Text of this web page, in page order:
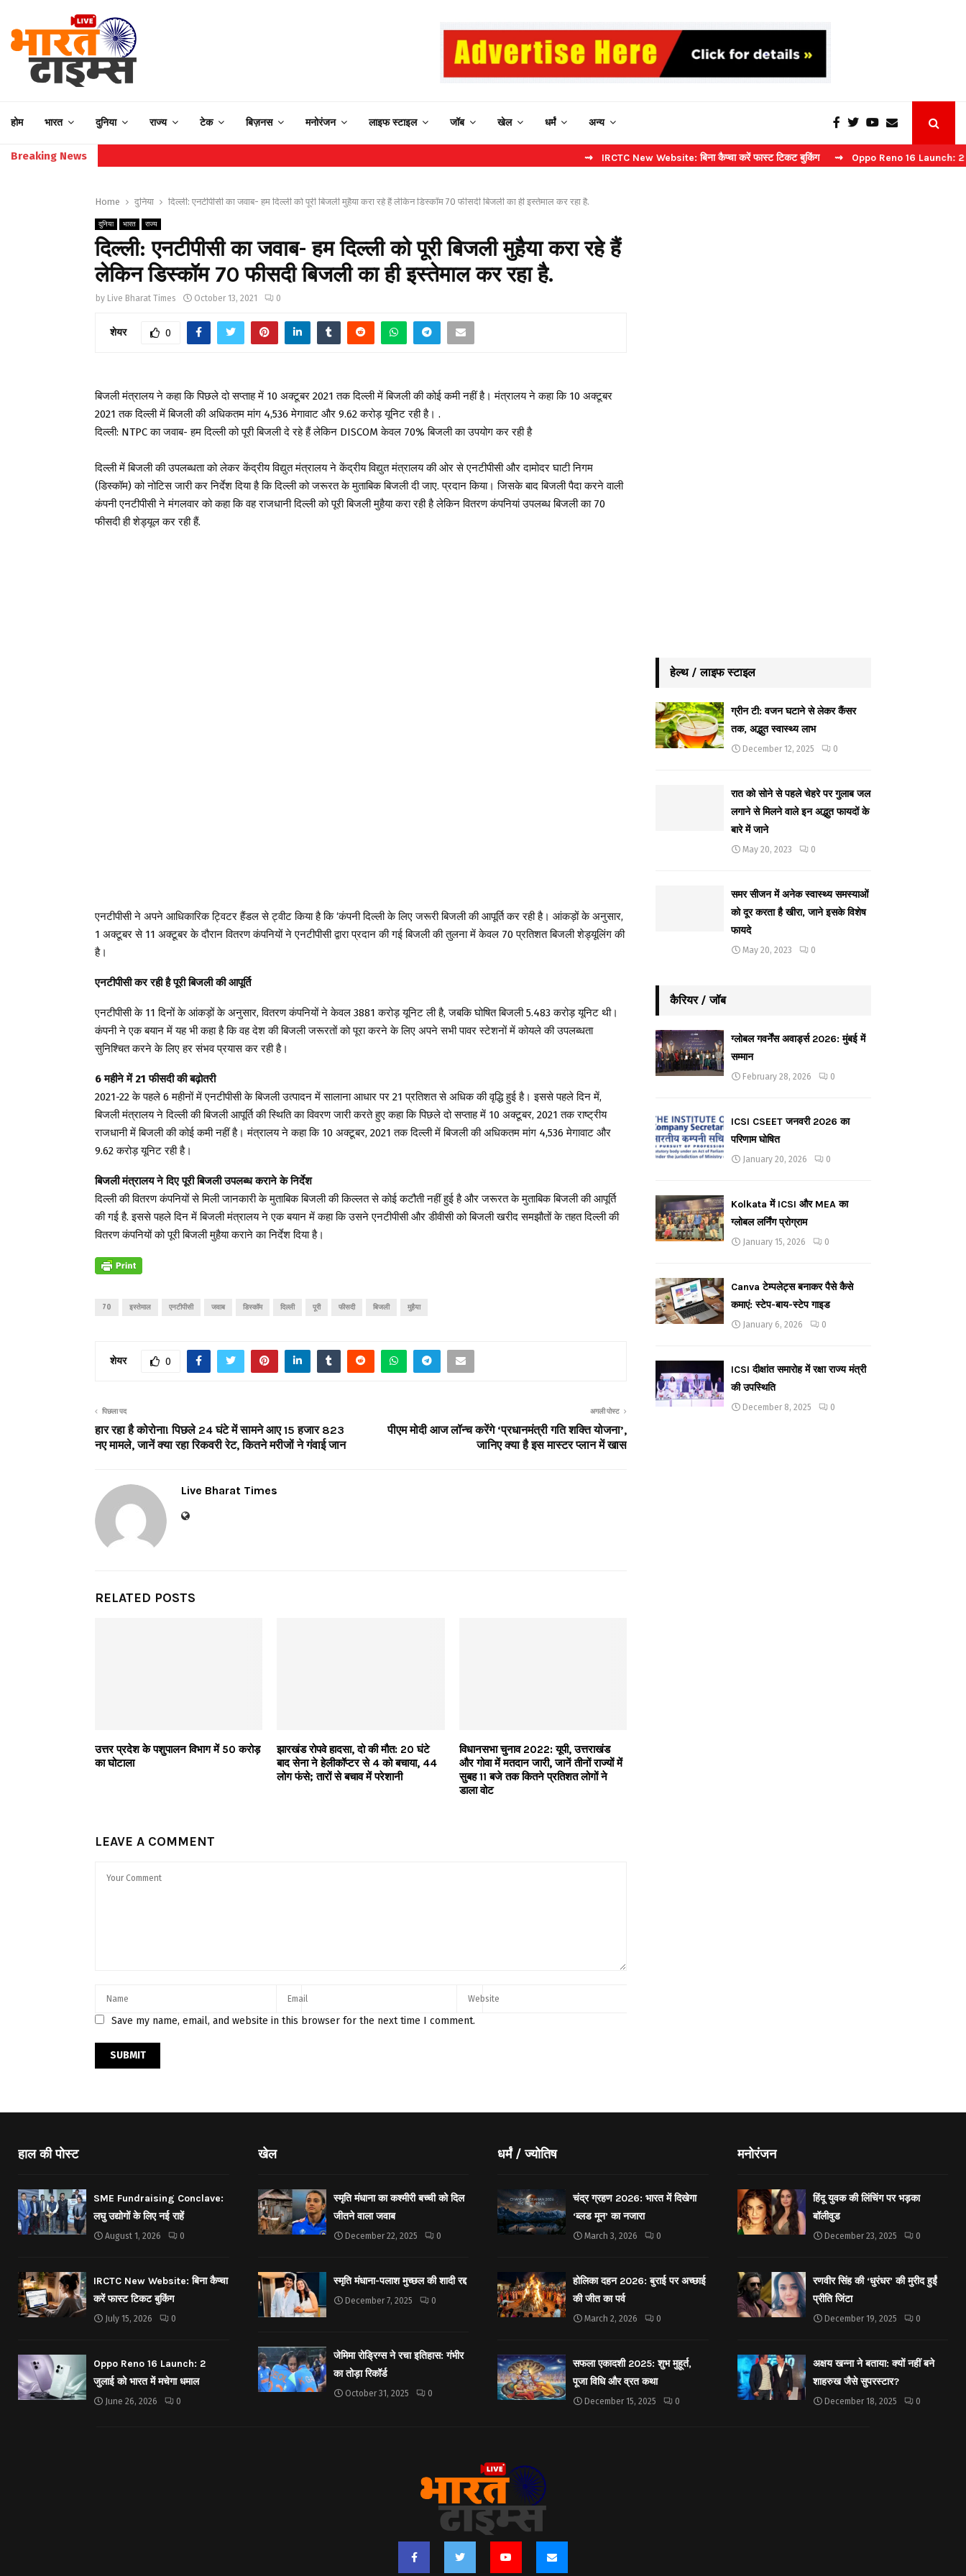
होम भारत दुनिया राज्य टेक बिज़नस मनोरंजन लाइफ स्टाइल जॉब खेल धर्मं अन्य
Breaking News ⇝ IRCTC New Website: बिना कैप्चा करें फास्ट टिकट बुकिंग ⇝ Oppo Reno 16 Launch: 2 जुलाई को
Home दुनिया दिल्ली: एनटीपीसी का जवाब- हम दिल्ली को पूरी बिजली मुहैया करा रहे हैं लेकिन डिस्कॉम 70 फीसदी बिजली का ही इस्तेमाल कर रहा है.
दुनिया भारत राज्य
दिल्ली: एनटीपीसी का जवाब- हम दिल्ली को पूरी बिजली मुहैया करा रहे हैं
लेकिन डिस्कॉम 70 फीसदी बिजली का ही इस्तेमाल कर रहा है.
by Live Bharat Times October 13, 2021 0
शेयर 0
बिजली मंत्रालय ने कहा कि पिछले दो सप्ताह में 10 अक्टूबर 2021 तक दिल्ली में बिजली की कोई कमी नहीं है। मंत्रालय ने कहा कि 10 अक्टूबर
2021 तक दिल्ली में बिजली की अधिकतम मांग 4,536 मेगावाट और 9.62 करोड़ यूनिट रही है। .
दिल्ली: NTPC का जवाब- हम दिल्ली को पूरी बिजली दे रहे हैं लेकिन DISCOM केवल 70% बिजली का उपयोग कर रही है
दिल्ली में बिजली की उपलब्धता को लेकर केंद्रीय विद्युत मंत्रालय ने केंद्रीय विद्युत मंत्रालय की ओर से एनटीपीसी और दामोदर घाटी निगम
(डिस्कॉम) को नोटिस जारी कर निर्देश दिया है कि दिल्ली को जरूरत के मुताबिक बिजली दी जाए. प्रदान किया। जिसके बाद बिजली पैदा करने वाली
कंपनी एनटीपीसी ने मंगलवार को कहा कि वह राजधानी दिल्ली को पूरी बिजली मुहैया करा रही है लेकिन वितरण कंपनियां उपलब्ध बिजली का 70
फीसदी ही शेड्यूल कर रही हैं.
एनटीपीसी ने अपने आधिकारिक ट्विटर हैंडल से ट्वीट किया है कि ‘कंपनी दिल्ली के लिए जरूरी बिजली की आपूर्ति कर रही है। आंकड़ों के अनुसार,
1 अक्टूबर से 11 अक्टूबर के दौरान वितरण कंपनियों ने एनटीपीसी द्वारा प्रदान की गई बिजली की तुलना में केवल 70 प्रतिशत बिजली शेड्यूलिंग की
है।
एनटीपीसी कर रही है पूरी बिजली की आपूर्ति
एनटीपीसी के 11 दिनों के आंकड़ों के अनुसार, वितरण कंपनियों ने केवल 3881 करोड़ यूनिट ली है, जबकि घोषित बिजली 5.483 करोड़ यूनिट थी।
कंपनी ने एक बयान में यह भी कहा है कि वह देश की बिजली जरूरतों को पूरा करने के लिए अपने सभी पावर स्टेशनों में कोयले की उपलब्धता
सुनिश्चित करने के लिए हर संभव प्रयास कर रही है।
6 महीने में 21 फीसदी की बढ़ोतरी
2021-22 के पहले 6 महीनों में एनटीपीसी के बिजली उत्पादन में सालाना आधार पर 21 प्रतिशत से अधिक की वृद्धि हुई है। इससे पहले दिन में,
बिजली मंत्रालय ने दिल्ली की बिजली आपूर्ति की स्थिति का विवरण जारी करते हुए कहा कि पिछले दो सप्ताह में 10 अक्टूबर, 2021 तक राष्ट्रीय
राजधानी में बिजली की कोई कमी नहीं है। मंत्रालय ने कहा कि 10 अक्टूबर, 2021 तक दिल्ली में बिजली की अधिकतम मांग 4,536 मेगावाट और
9.62 करोड़ यूनिट रही है।
बिजली मंत्रालय ने दिए पूरी बिजली उपलब्ध कराने के निर्देश
दिल्ली की वितरण कंपनियों से मिली जानकारी के मुताबिक बिजली की किल्लत से कोई कटौती नहीं हुई है और जरूरत के मुताबिक बिजली की आपूर्ति
की गई है. इससे पहले दिन में बिजली मंत्रालय ने एक बयान में कहा कि उसने एनटीपीसी और डीवीसी को बिजली खरीद समझौतों के तहत दिल्ली की
वितरण कंपनियों को पूरी बिजली मुहैया कराने का निर्देश दिया है।
70 इस्तेमाल एनटीपीसी जवाब डिस्कॉम दिल्ली पूरी फीसदी बिजली मुहैया
शेयर 0
पिछला पद
हार रहा है कोरोना! पिछले 24 घंटे में सामने आए 15 हजार 823
नए मामले, जानें क्या रहा रिकवरी रेट, कितने मरीजों ने गंवाई जान
अगली पोस्ट
पीएम मोदी आज लॉन्च करेंगे ‘प्रधानमंत्री गति शक्ति योजना’,
जानिए क्या है इस मास्टर प्लान में खास
Live Bharat Times
RELATED POSTS
उत्तर प्रदेश के पशुपालन विभाग में 50 करोड़
का घोटाला
झारखंड रोपवे हादसा, दो की मौत: 20 घंटे
बाद सेना ने हेलीकॉप्टर से 4 को बचाया, 44
लोग फंसे; तारों से बचाव में परेशानी
विधानसभा चुनाव 2022: यूपी, उत्तराखंड
और गोवा में मतदान जारी, जानें तीनों राज्यों में
सुबह 11 बजे तक कितने प्रतिशत लोगों ने
डाला वोट
LEAVE A COMMENT
Save my name, email, and website in this browser for the next time I comment.
हेल्थ / लाइफ स्टाइल
ग्रीन टी: वजन घटाने से लेकर कैंसर
तक, अद्भुत स्वास्थ्य लाभ
December 12, 2025 0
रात को सोने से पहले चेहरे पर गुलाब जल
लगाने से मिलने वाले इन अद्भुत फायदों के
बारे में जाने
May 20, 2023 0
समर सीजन में अनेक स्वास्थ्य समस्याओं
को दूर करता है खीरा, जाने इसके विशेष
फायदे
May 20, 2023 0
कैरियर / जॉब
ग्लोबल गवर्नेंस अवार्ड्स 2026: मुंबई में
सम्मान
February 28, 2026 0
ICSI CSEET जनवरी 2026 का
परिणाम घोषित
January 20, 2026 0
Kolkata में ICSI और MEA का
ग्लोबल लर्निंग प्रोग्राम
January 15, 2026 0
Canva टेम्पलेट्स बनाकर पैसे कैसे
कमाएं: स्टेप-बाय-स्टेप गाइड
January 6, 2026 0
ICSI दीक्षांत समारोह में रक्षा राज्य मंत्री
की उपस्थिति
December 8, 2025 0
हाल की पोस्ट
SME Fundraising Conclave:
लघु उद्योगों के लिए नई राहें
August 1, 2026 0
IRCTC New Website: बिना कैप्चा
करें फास्ट टिकट बुकिंग
July 15, 2026 0
Oppo Reno 16 Launch: 2
जुलाई को भारत में मचेगा धमाल
June 26, 2026 0
खेल
स्मृति मंधाना का कश्मीरी बच्ची को दिल
जीतने वाला जवाब
December 22, 2025 0
स्मृति मंधाना-पलाश मुच्छल की शादी रद्द
December 7, 2025 0
जेमिमा रोड्रिग्स ने रचा इतिहास: गंभीर
का तोड़ा रिकॉर्ड
October 31, 2025 0
धर्मं / ज्योतिष
चंद्र ग्रहण 2026: भारत में दिखेगा
‘ब्लड मून’ का नजारा
March 3, 2026 0
होलिका दहन 2026: बुराई पर अच्छाई
की जीत का पर्व
March 2, 2026 0
सफला एकादशी 2025: शुभ मुहूर्त,
पूजा विधि और व्रत कथा
December 15, 2025 0
मनोरंजन
हिंदू युवक की लिंचिंग पर भड़का
बॉलीवुड
December 23, 2025 0
रणवीर सिंह की ‘धुरंधर’ की मुरीद हुईं
प्रीति जिंटा
December 19, 2025 0
अक्षय खन्ना ने बताया: क्यों नहीं बने
शाहरुख जैसे सुपरस्टार?
December 18, 2025 0